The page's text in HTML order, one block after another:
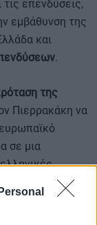
επενδύσεις,
εμβάθυνση της
και
.
της
Πιερρακάκη να
σε μια